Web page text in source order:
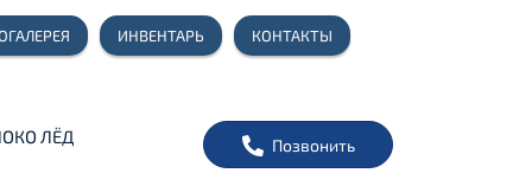
ИНВЕНТАРЬ КОНТАКТЫ
ЛЁД
Позвонить